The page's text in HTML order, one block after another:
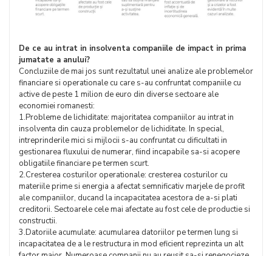
De ce au intrat in insolventa companiile de impact in prima
jumatate a anului?
Concluziile de mai jos sunt rezultatul unei analize ale problemelor
financiare si operationale cu care s-au confruntat companiile cu
active de peste 1 milion de euro din diverse sectoare ale
economiei romanesti:
1.Probleme de lichiditate: majoritatea companiilor au intrat in
insolventa din cauza problemelor de lichiditate. In special,
intreprinderile mici si mijlocii s-au confruntat cu dificultati in
gestionarea fluxului de numerar, fiind incapabile sa-si acopere
obligatiile financiare pe termen scurt​​​​.
2.Cresterea costurilor operationale: cresterea costurilor cu
materiile prime si energia a afectat semnificativ marjele de profit
ale companiilor, ducand la incapacitatea acestora de a-si plati
creditorii. Sectoarele cele mai afectate au fost cele de productie si
constructii​​​​.
3.Datoriile acumulate: acumularea datoriilor pe termen lung si
incapacitatea de a le restructura in mod eficient reprezinta un alt